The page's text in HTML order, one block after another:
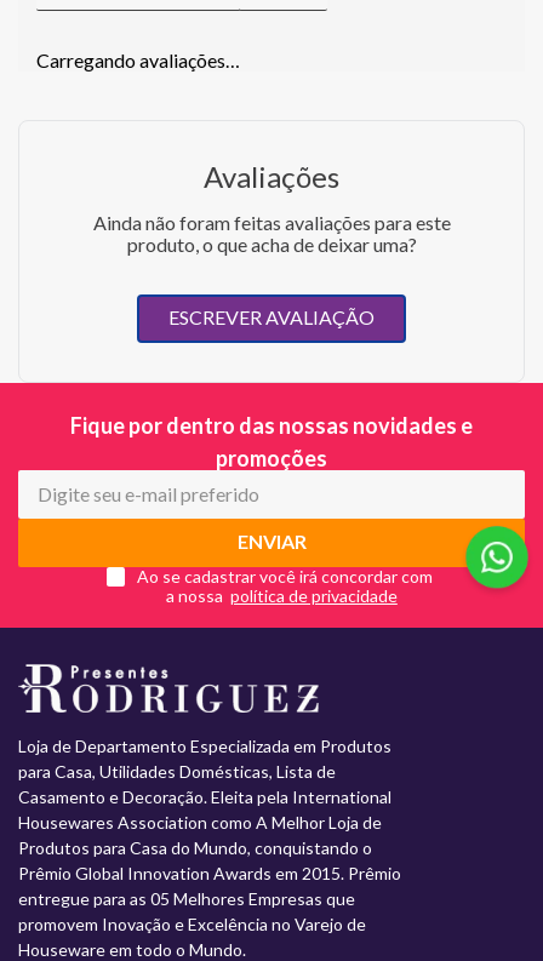
Carregando avaliações…
Avaliações
Ainda não foram feitas avaliações para este
produto, o que acha de deixar uma?
ESCREVER AVALIAÇÃO
Fique por dentro das nossas novidades e
promoções
ENVIAR
Ao se cadastrar você irá concordar com
a nossa
Loja de Departamento Especializada em Produtos
para Casa, Utilidades Domésticas, Lista de
Casamento e Decoração. Eleita pela International
Housewares Association como A Melhor Loja de
Produtos para Casa do Mundo, conquistando o
Prêmio Global Innovation Awards em 2015. Prêmio
entregue para as 05 Melhores Empresas que
promovem Inovação e Excelência no Varejo de
Houseware em todo o Mundo.